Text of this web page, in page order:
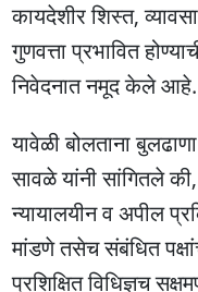
कायदेशीर शिस्त,
गुणवत्ता प्रभावित
निवेदनात नमूद केले आहे.
यावेळी बोलताना
सावळे यांनी सांगितले
न्यायालयीन व अपील
मांडणे तसेच संबंधित
प्रशिक्षित विधिज्ञच